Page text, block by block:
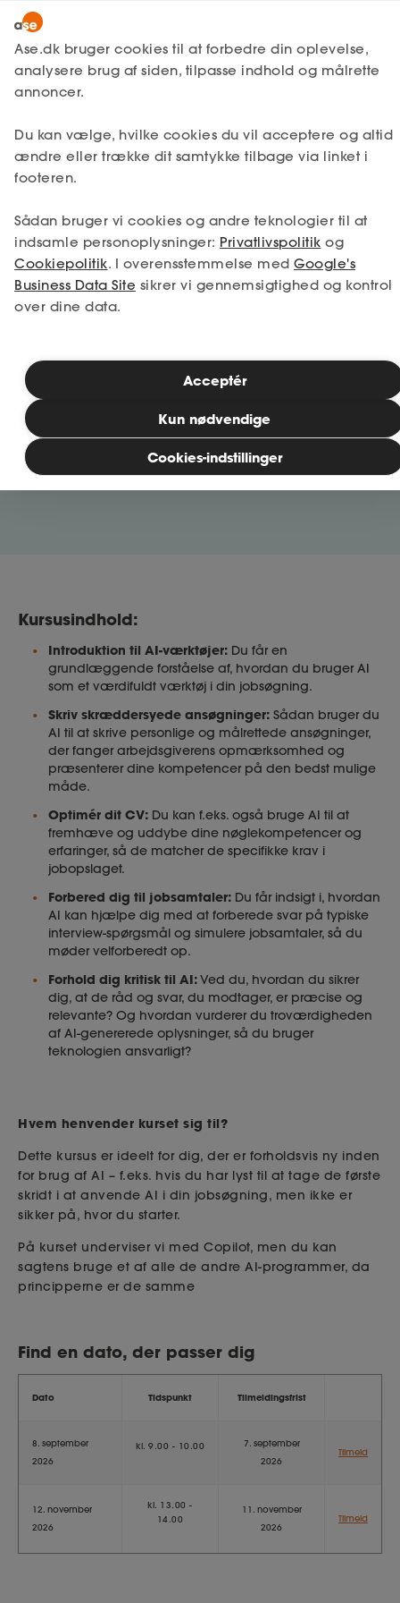
MitAse
Ase Selvstændig
Dokumenter.dk
Lønmodtager
A-kasse
Fagforening
Lønsikring
Få svar
Selvstændig
Studerende
Bliv medlem
Ase Selvstændig
Lønmodtager Få svar
Kurser og efteruddannelse
Onlinekurser
Publiceret: 27. juli 2026
Optimér din jobsøgning med AI
finpudse dine kompetencer og forberede dig til
jobsamtaler – hurtigt og effektivt.
Kursusindhold:
Introduktion til AI-værktøjer: Du får en
grundlæggende forståelse af, hvordan du bruger AI
som et værdifuldt værktøj i din jobsøgning.
Skriv skræddersyede ansøgninger: Sådan bruger du
AI til at skrive personlige og målrettede ansøgninger,
der fanger arbejdsgiverens opmærksomhed og
præsenterer dine kompetencer på den bedst mulige
måde.
Optimér dit CV: Du kan f.eks. også bruge AI til at
fremhæve og uddybe dine nøglekompetencer og
erfaringer, så de matcher de specifikke krav i
jobopslaget.
Forbered dig til jobsamtaler: Du får indsigt i, hvordan
AI kan hjælpe dig med at forberede svar på typiske
interview-spørgsmål og simulere jobsamtaler, så du
møder velforberedt op.
Forhold dig kritisk til AI:Ved du, hvordan du sikrer
dig, at de råd og svar, du modtager, er præcise og
relevante? Og hvordan vurderer du troværdigheden
af AI-genererede oplysninger, så du bruger
teknologien ansvarligt?
Hvem henvender kurset sig til?
Dette kursus er ideelt for dig, der er forholdsvis ny inden
for brug af AI – f.eks. hvis du har lyst til at tage de første
skridt i at anvende AI i din jobsøgning, men ikke er
sikker på, hvor du starter.
På kurset underviser vi med Copilot, men du kan
sagtens bruge et af alle de andre AI-programmer, da
principperne er de samme
Find en dato, der passer dig
Dato Tidspunkt Tilmeldingsfrist
8. september
2026
kl. 9.00 - 10.00
7. september
2026
Tilmeld
12. november
2026
kl. 13.00 -
14.00
11. november
2026
Tilmeld
Ase.dk bruger cookies til at forbedre din oplevelse,
analysere brug af siden, tilpasse indhold og målrette
annoncer.
Du kan vælge, hvilke cookies du vil acceptere og altid
ændre eller trække dit samtykke tilbage via linket i
footeren.
Sådan bruger vi cookies og andre teknologier til at
indsamle personoplysninger: Privatlivspolitik og
Cookiepolitik. I overensstemmelse med Google's
Business Data Site sikrer vi gennemsigtighed og kontrol
over dine data.
Cookies-indstillinger
Kun nødvendige
Acceptér